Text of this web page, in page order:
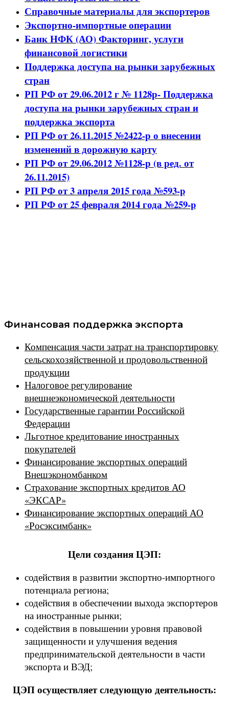
Справочные материалы для экспортеров
Экспортно-импортные операции
Банк НФК (АО) Факторинг, услуги
финансовой логистики
Поддержка доступа на рынки зарубежных
стран
РП РФ от 29.06.2012 г № 1128р- Поддержка
доступа на рынки зарубежных стран и
поддержка экспорта
РП РФ от 26.11.2015 №2422-р о внесении
изменений в дорожную карту
РП РФ от 29.06.2012 №1128-р (в ред. от
26.11.2015)
РП РФ от 3 апреля 2015 года №593-p
РП РФ от 25 февраля 2014 года №259-p
Финансовая поддержка экспорта
Компенсация части затрат на транспортировку
сельскохозяйственной и продовольственной
продукции
Налоговое регулирование
внешнеэкономической деятельности
Государственные гарантии Российской
Федерации
Льготное кредитование иностранных
покупателей
Финансирование экспортных операций
Внешэкономбанком
Страхование экспортных кредитов АО
«ЭКСАР»
Финансирование экспортных операций АО
«Росэксимбанк»
Цели создания ЦЭП:
содействия в развитии экспортно-импортного
потенциала региона;
содействия в обеспечении выхода экспортеров
на иностранные рынки;
содействия в повышении уровня правовой
защищенности и улучшения ведения
предпринимательской деятельности в части
экспорта и ВЭД;
ЦЭП осуществляет следующую деятельность: